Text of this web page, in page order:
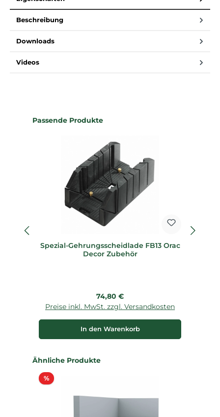
Beschreibung
Downloads
Videos
Produktgalerie überspringen
Passende Produkte
Spezial-Gehrungsscheidlade FB13 Orac
Decor Zubehör
Regulärer Preis:
74,80 €
Preise inkl. MwSt. zzgl. Versandkosten
In den Warenkorb
Produktgalerie überspringen
Ähnliche Produkte
%Rabatt